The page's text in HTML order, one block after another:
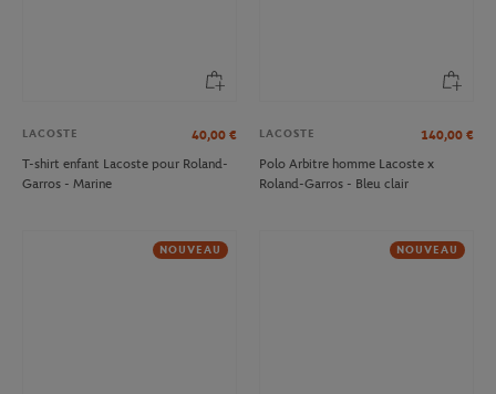
LACOSTE 40,00 €
T-shirt enfant Lacoste pour Roland-
Garros - Marine
LACOSTE 140,00 €
Polo Arbitre homme Lacoste x
Roland-Garros - Bleu clair
NOUVEAU NOUVEAU